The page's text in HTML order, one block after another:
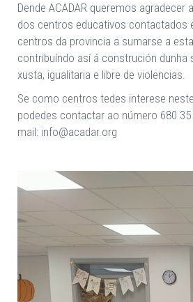
Dende ACADAR queremos agradecer
dos centros educativos contactados
centros da provincia a sumarse a
contribuíndo así á construción dunha
xusta, igualitaria e libre de violencias.
Se como centros tedes interese
podedes contactar ao número 680
mail: info@acadar.org